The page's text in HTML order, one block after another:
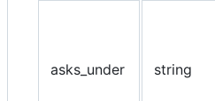
asks_under string